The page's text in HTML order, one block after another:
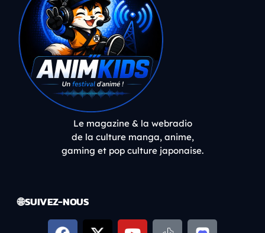
Le magazine & la webradio
de la culture manga, anime,
gaming et pop culture japonaise.
🌐 SUIVEZ-NOUS